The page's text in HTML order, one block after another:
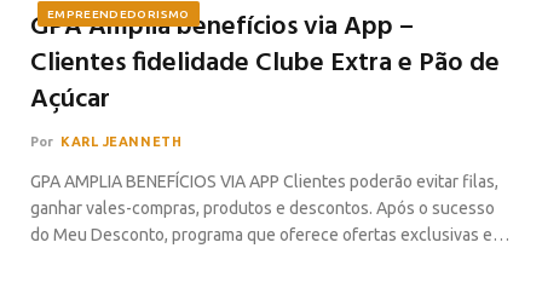
EMPREENDEDORISMO
GPA Amplia benefícios via App –
Clientes fidelidade Clube Extra e Pão de
Açúcar
Por KARL JEANNETH
GPA AMPLIA BENEFÍCIOS VIA APP Clientes poderão evitar filas,
ganhar vales-compras, produtos e descontos. Após o sucesso
do Meu Desconto, programa que oferece ofertas exclusivas e…